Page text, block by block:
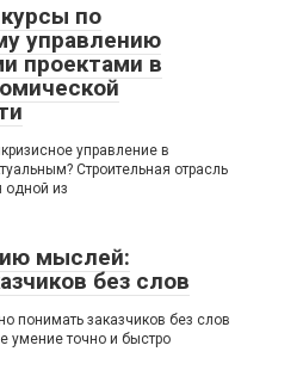
по
управлению
проектами в
управление в
Строительная отрасль
одной из
мыслей:
без слов
понимать заказчиков без слов
умение точно и быстро